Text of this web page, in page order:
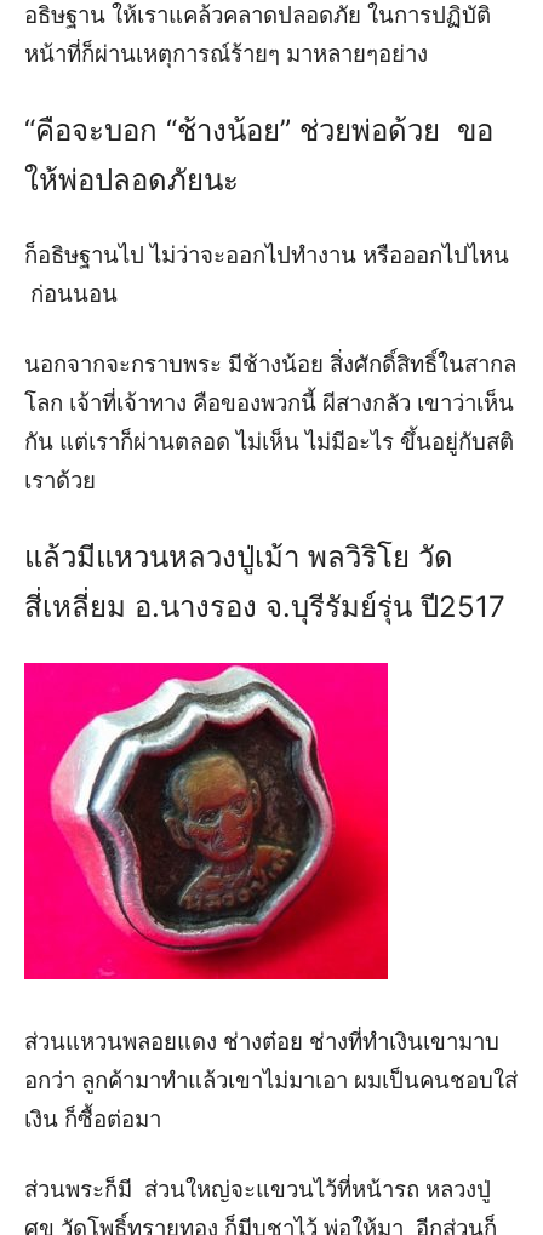
อธิษฐาน ให้เราแคล้วคลาดปลอดภัย ในการปฏิบัติ
หน้าที่ก็ผ่านเหตุการณ์ร้ายๆ มาหลายๆอย่าง
“คือจะบอก “ช้างน้อย” ช่วยพ่อด้วย ขอ
ให้พ่อปลอดภัยนะ
ก็อธิษฐานไป ไม่ว่าจะออกไปทำงาน หรือออกไปไหน
ก่อนนอน
นอกจากจะกราบพระ มีช้างน้อย สิ่งศักดิ์สิทธิ์ในสากล
โลก เจ้าที่เจ้าทาง คือของพวกนี้ ผีสางกลัว เขาว่าเห็น
กัน แต่เราก็ผ่านตลอด ไม่เห็น ไม่มีอะไร ขึ้นอยู่กับสติ
เราด้วย
แล้วมีแหวนหลวงปู่เม้า พลวิริโย วัด
สี่เหลี่ยม อ.นางรอง จ.บุรีรัมย์รุ่น ปี2517
ส่วนแหวนพลอยแดง ช่างต๋อย ช่างที่ทำเงินเขามาบ
อกว่า ลูกค้ามาทำแล้วเขาไม่มาเอา ผมเป็นคนชอบใส่
เงิน ก็ซื้อต่อมา
ส่วนพระก็มี ส่วนใหญ่จะแขวนไว้ที่หน้ารถ หลวงปู่
ศุข วัดโพธิ์ทรายทอง ก็มีบูชาไว้ พ่อให้มา อีกส่วนก็